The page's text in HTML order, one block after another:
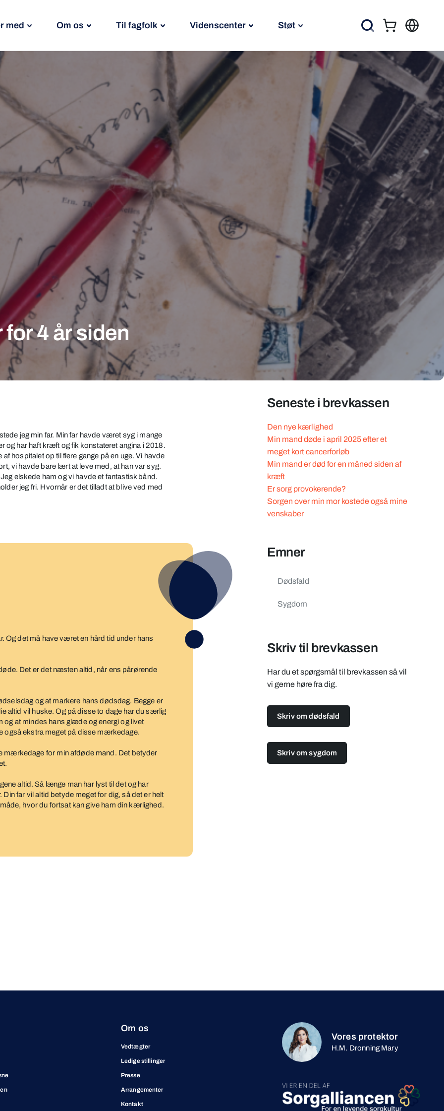
med Om os Til fagfolk Videnscenter Støt
Kurv
Søg
4 år siden
jeg min far. Min far havde været syg i mange
og har haft kræft og fik konstateret angina i 2018.
hospitalet op til flere gange på en uge. Vi havde
vi havde bare lært at leve med, at han var syg.
elskede ham og vi havde et fantastisk bånd.
jeg fri. Hvornår er det tilladt at blive ved med
Og det må have været en hård tid under hans
Det er det næsten altid, når ens pårørende
og at markere hans dødsdag. Begge er
altid vil huske. Og på disse to dage har du særlig
og at mindes hans glæde og energi og livet
også ekstra meget på disse mærkedage.
mærkedage for min afdøde mand. Det betyder
altid. Så længe man har lyst til det og har
far vil altid betyde meget for dig, så det er helt
hvor du fortsat kan give ham din kærlighed.
Seneste i brevkassen
Den nye kærlighed
Min mand døde i april 2025 efter et
meget kort cancerforløb
Min mand er død for en måned siden af
kræft
Er sorg provokerende?
Sorgen over min mor kostede også mine
venskaber
Emner
Dødsfald
Sygdom
Skriv til brevkassen
Har du et spørgsmål til brevkassen så vil
vi gerne høre fra dig.
Skriv om dødsfald
Skriv om sygdom
Om os
Vedtægter
Ledige stillinger
Presse
Arrangementer
Kontakt
Vores protektor
H.M. Dronning Mary